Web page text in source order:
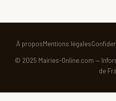
À proposMentions légales
© 2025 Mairies-Online.com —
de